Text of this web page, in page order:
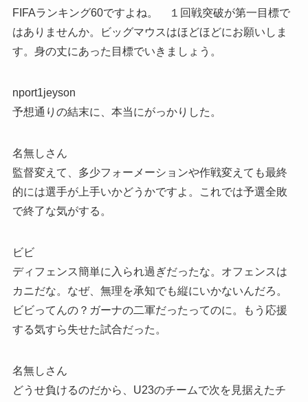
FIFAランキング60ですよね。 １回戦突破が第一目標で
はありませんか。ビッグマウスはほどほどにお願いしま
す。身の丈にあった目標でいきましょう。
nport1jeyson
予想通りの結末に、本当にがっかりした。
名無しさん
監督変えて、多少フォーメーションや作戦変えても最終
的には選手が上手いかどうかですよ。これでは予選全敗
で終了な気がする。
ビビ
ディフェンス簡単に入られ過ぎだったな。オフェンスは
カニだな。なぜ、無理を承知でも縦にいかないんだろ。
ビビってんの？ガーナの二軍だったってのに。もう応援
する気すら失せた試合だった。
名無しさん
どうせ負けるのだから、U23のチームで次を見据えたチ